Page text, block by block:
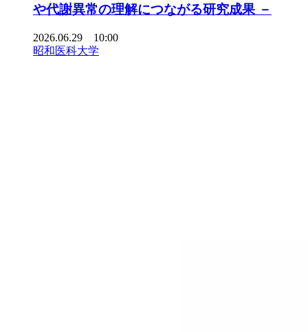
や代謝異常の理解につながる研究成果 －
2026.06.29 10:00
昭和医科大学